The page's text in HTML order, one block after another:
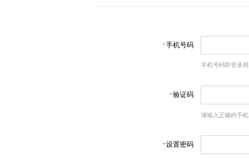
手机号码
手机号码即登录用
验证码
请输入正确的手
设置密码